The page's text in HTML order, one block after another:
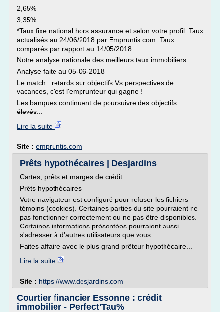
2,65%
3,35%
*Taux fixe national hors assurance et selon votre profil. Taux
actualisés au 24/06/2018 par Empruntis.com. Taux
comparés par rapport au 14/05/2018
Notre analyse nationale des meilleurs taux immobiliers
Analyse faite au 05-06-2018
Le match : retards sur objectifs Vs perspectives de
vacances, c'est l'emprunteur qui gagne !
Les banques continuent de poursuivre des objectifs
élevés...
Lire la suite
Site : empruntis.com
Prêts hypothécaires | Desjardins
Cartes, prêts et marges de crédit
Prêts hypothécaires
Votre navigateur est configuré pour refuser les fichiers
témoins (cookies). Certaines parties du site pourraient ne
pas fonctionner correctement ou ne pas être disponibles.
Certaines informations présentées pourraient aussi
s'adresser à d'autres utilisateurs que vous.
Faites affaire avec le plus grand prêteur hypothécaire...
Lire la suite
Site : https://www.desjardins.com
Courtier financier Essonne : crédit
immobilier - Perfect'Tau%